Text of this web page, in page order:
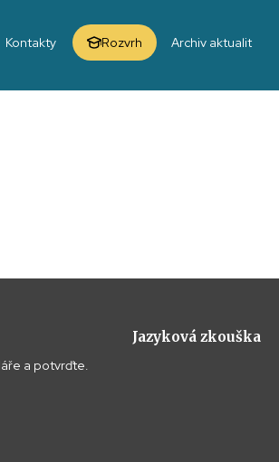
Kontakty Rozvrh Archiv aktualit
a potvrďte.
Jazyková zkouška